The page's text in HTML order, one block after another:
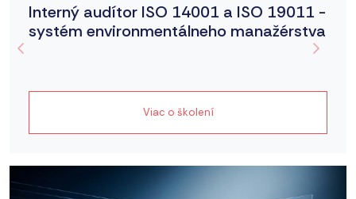
Interný audítor ISO 14001 a ISO 19011 -
systém environmentálneho manažérstva
Viac o školení